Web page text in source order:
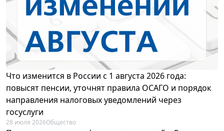
Что изменится в России с 1 августа 2026 года:
повысят пенсии, уточнят правила ОСАГО и порядок
направления налоговых уведомлений через
госуслуги
28 июля 2026Общество